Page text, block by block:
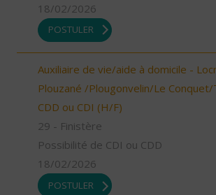
18/02/2026
POSTULER
Auxiliaire de vie/aide à domicile -
Plouzané /Plougonvelin/Le
CDD ou CDI (H/F)
29 - Finistère
Possibilité de CDI ou CDD
18/02/2026
POSTULER